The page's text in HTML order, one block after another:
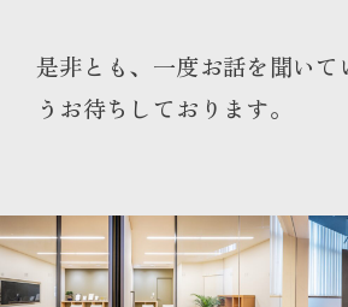
是非とも、一度お話を聞いて
うお待ちしております。